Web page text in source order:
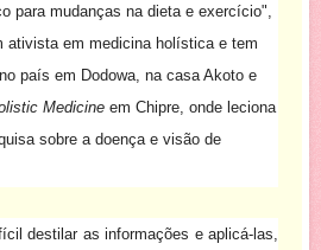
para mudanças na dieta e exercício",
ativista em medicina holística e tem
país em Dodowa, na casa Akoto e
Medicine em Chipre, onde leciona
sobre a doença e visão de
destilar as informações e aplicá-las,